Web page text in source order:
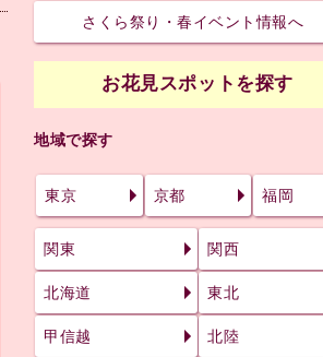
さくら祭り・春イベント情報へ
お花見スポットを探す
地域で探す
東京 京都 福岡
関東 関西
北海道 東北
甲信越 北陸